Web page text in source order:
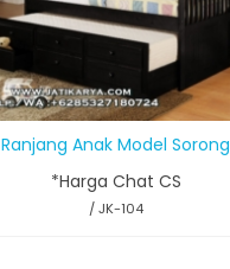
Ranjang Anak Model Sorong
*Harga Chat CS
/ JK-104